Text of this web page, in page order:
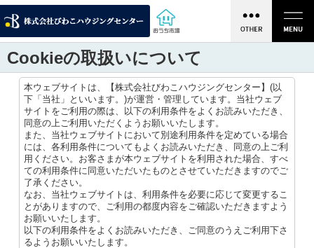
Cookieの取扱いについて
本ウェブサイトは、【株式会社びわこハウジングセンター】(以
下「当社」といいます。)が運営・管理しています。当社ウェブ
サイトをご利用の際は、以下の利用条件をよくお読みいただき、
同意の上ご利用いただくようお願いいたします。
また、当社ウェブサイトにおいて別途利用条件を定めている場合
には、各利用条件についてもよくお読みいただき、同意の上ご利
用ください。お客さまが本ウェブサイトを利用された場合、すべ
ての利用条件に同意いただいたものとさせていただきますのでご
了承ください。
なお、当社ウェブサイトは、利用条件を必要に応じて変更するこ
とがありますので、ご利用の都度内容をご確認いただきますよう
お願いいたします。
以下の利用条件をよくお読みいただき、ご同意のうえご利用下さ
るようお願いいたします。